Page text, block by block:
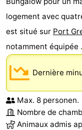
logement avec
est situé sur Port
notamment équipée
Dernière
Max. 8 personen.
Nombre de
Animaux admis